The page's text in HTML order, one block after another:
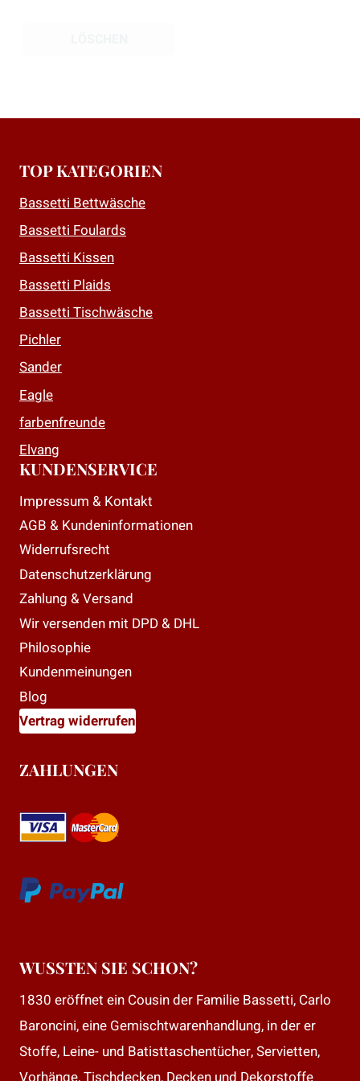
TOP KATEGORIEN
Bassetti Bettwäsche
Bassetti Foulards
Bassetti Kissen
Bassetti Plaids
Bassetti Tischwäsche
Pichler
Sander
Eagle
farbenfreunde
Elvang
KUNDENSERVICE
Impressum & Kontakt
AGB & Kundeninformationen
Widerrufsrecht
Datenschutzerklärung
Zahlung & Versand
Wir versenden mit DPD & DHL
Philosophie
Kundenmeinungen
Blog
Vertrag widerrufen
ZAHLUNGEN
WUSSTEN SIE SCHON?
1830 eröffnet ein Cousin der Familie Bassetti, Carlo
Baroncini, eine Gemischtwarenhandlung, in der er
Stoffe, Leine- und Batisttaschentücher, Servietten,